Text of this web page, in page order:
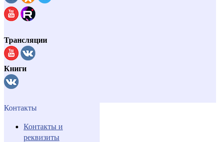
Трансляции
Книги
Контакты
Контакты и
реквизиты